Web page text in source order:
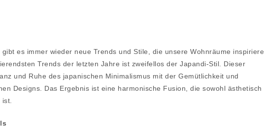
es immer wieder neue Trends und Stile, die unsere Wohnräume
Trends der letzten Jahre ist zweifellos der Japandi-Stil. Dieser
und Ruhe des japanischen Minimalismus mit der Gemütlichkeit und
Designs. Das Ergebnis ist eine harmonische Fusion, die sowohl ästhetisch